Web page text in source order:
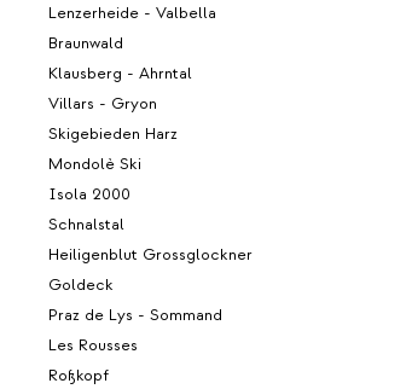
Lenzerheide - Valbella
Braunwald
Klausberg - Ahrntal
Villars - Gryon
Skigebieden Harz
Mondolè Ski
Isola 2000
Schnalstal
Heiligenblut Grossglockner
Goldeck
Praz de Lys - Sommand
Les Rousses
Roßkopf